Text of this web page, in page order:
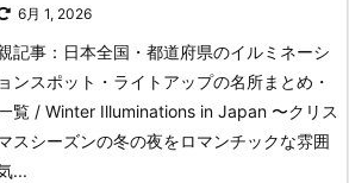
6月 1, 2026
記事：日本全国・都道府県のイルミネーシ
ョンスポット・ライトアップの名所まとめ・
覧 / Winter Illuminations in Japan 〜クリス
スシーズンの冬の夜をロマンチックな雰囲
...